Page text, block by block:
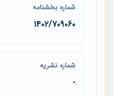
شماره بخشنامه
1402/709060
شماره نشریه
-